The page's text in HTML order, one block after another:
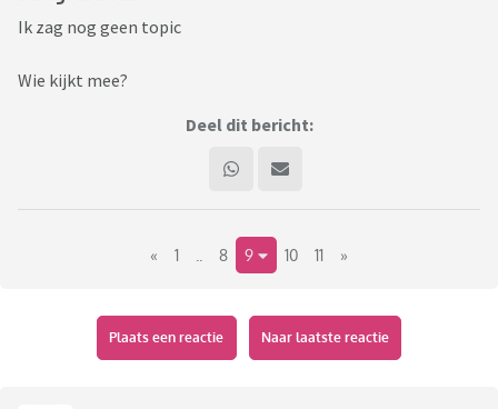
Ik zag nog geen topic
Wie kijkt mee?
Deel dit bericht:
« 1 8 9 10 11 »
Plaats een reactie Naar laatste reactie